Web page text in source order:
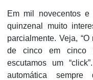
Em mil novecentos
quinzenal muito
parcialmente. Veja,
de cinco em cinco
escutamos um
automática sempre